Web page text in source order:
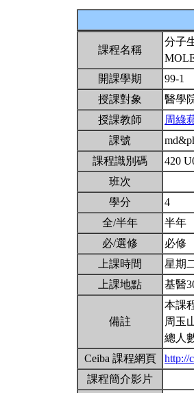
課程名稱
分子
開課學期
99-1
授課對象
醫學
授課教師
周綠
課號
課程識別碼
420
班次
學分
4
全/半年
半年
必/選修
必修
上課時間
星期
上課地點
基醫
備註
本課
周玉
總人
Ceiba 課程網頁
http://
課程簡介影片